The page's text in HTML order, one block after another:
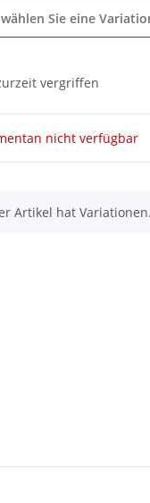
Sie eine
vergriffen
nicht verfügbar
Artikel hat